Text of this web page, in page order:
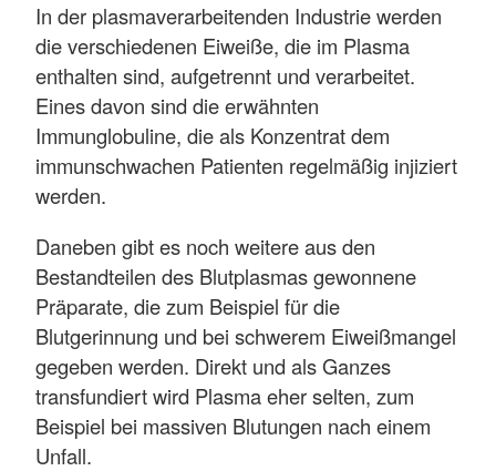
In der plasmaverarbeitenden Industrie werden
die verschiedenen Eiweiße, die im Plasma
enthalten sind, aufgetrennt und verarbeitet.
Eines davon sind die erwähnten
Immunglobuline, die als Konzentrat dem
immunschwachen Patienten regelmäßig injiziert
werden.
Daneben gibt es noch weitere aus den
Bestandteilen des Blutplasmas gewonnene
Präparate, die zum Beispiel für die
Blutgerinnung und bei schwerem Eiweißmangel
gegeben werden. Direkt und als Ganzes
transfundiert wird Plasma eher selten, zum
Beispiel bei massiven Blutungen nach einem
Unfall.